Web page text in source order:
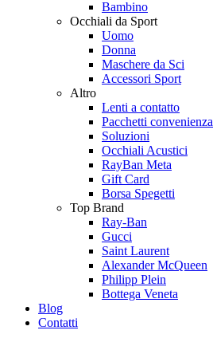
Bambino
Occhiali da Sport
Uomo
Donna
Maschere da Sci
Accessori Sport
Altro
Lenti a contatto
Pacchetti convenienza
Soluzioni
Occhiali Acustici
RayBan Meta
Gift Card
Borsa Spegetti
Top Brand
Ray-Ban
Gucci
Saint Laurent
Alexander McQueen
Philipp Plein
Bottega Veneta
Blog
Contatti